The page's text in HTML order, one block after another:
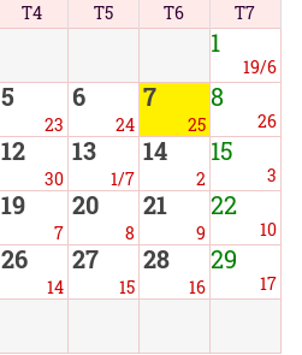
T4 T5 T6 T7
1
19/6
5
23
6
24
7
25
8
26
12
30
13
1/7
14
2
15
3
19
7
20
8
21
9
22
10
26
14
27
15
28
16
29
17